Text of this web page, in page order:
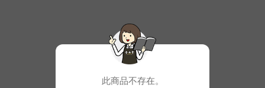
此商品不存在。